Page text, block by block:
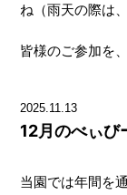
ね（雨天の際は
皆様のご参加を
2025.11.13
12月のべぃび
当園では年間を